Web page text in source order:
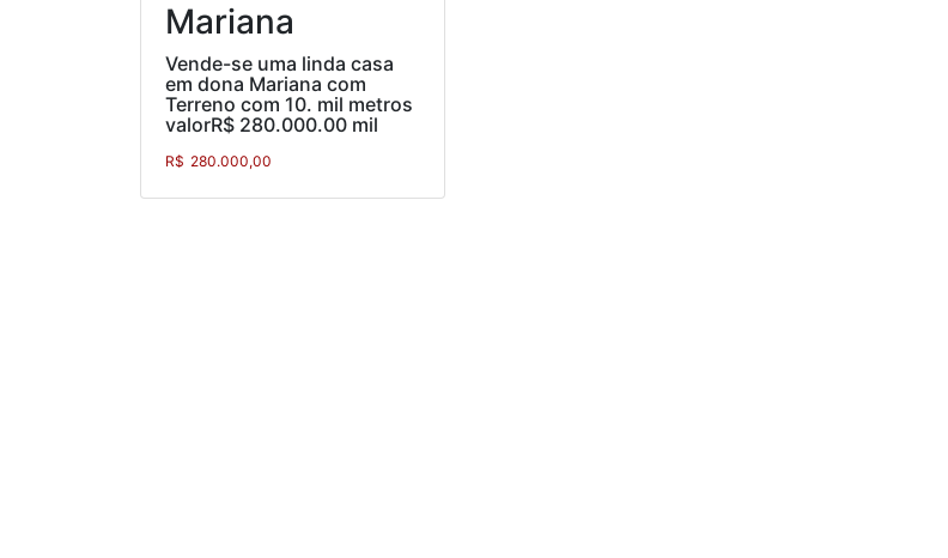
Mariana
Vende-se uma linda casa
em dona Mariana com
Terreno com 10. mil metros
valorR$ 280.000.00 mil
R$ 280.000,00